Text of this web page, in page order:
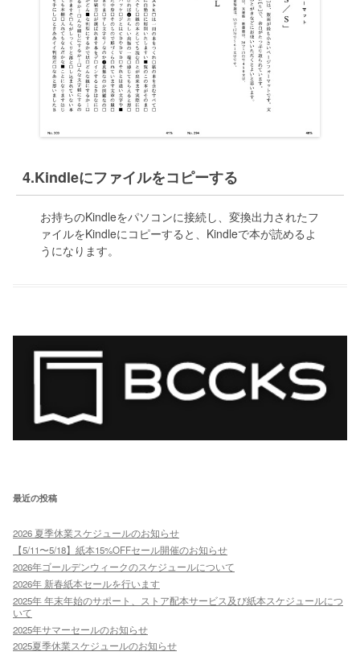
Kindleにファイルをコピーする
お持ちのKindleをパソコンに接続し、変換出力されたフ
ァイルをKindleにコピーすると、Kindleで本が読めるよ
うになります。
最近の投稿
2026 夏季休業スケジュールのお知らせ
【5/11〜5/18】紙本15%OFFセール開催のお知らせ
2026年ゴールデンウィークのスケジュールについて
2026年 新春紙本セールを行います
2025年 年末年始のサポート、ストア配本サービス及び紙本スケジュールにつ
いて
2025年サマーセールのお知らせ
2025夏季休業スケジュールのお知らせ